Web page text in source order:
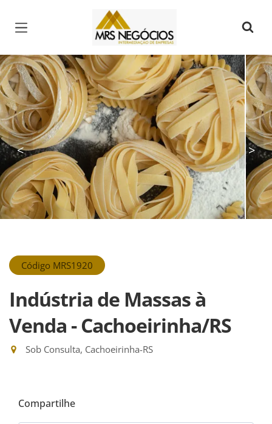
Página inicial
< >
Código MRS1920
Indústria de Massas à
Venda - Cachoeirinha/RS
Sob Consulta, Cachoeirinha-RS
Compartilhe